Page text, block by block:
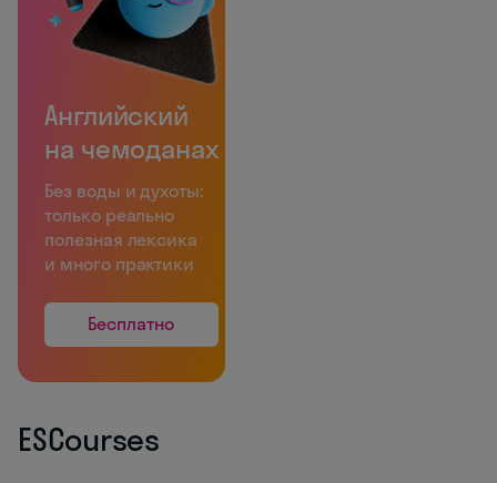
Английский
на чемоданах
Без воды и духоты:
только реально
полезная лексика
и много практики
Бесплатно
ESCourses